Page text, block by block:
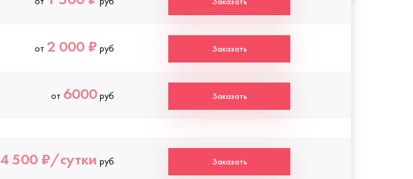
от 2 000 ₽ руб Заказать
от 6000руб Заказать
4 500 ₽/сутки руб Заказать